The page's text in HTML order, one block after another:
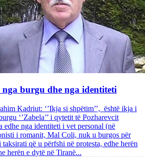
burgu dhe nga identiteti
Kadriut: ‘’Ikja si shpëtim’’, është ikja i
‘’Zabela’’ i qytetit të Pozharevcit
edhe nga identiteti i vet personal (në
i romanit, Mal Coli, nuk u burgos për
që u përfshi në protesta, edhe herën
herën e dytë në Tiranë...